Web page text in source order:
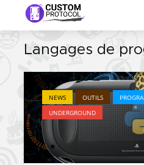
Langages de
NEWS OUTILS
UNDERGROUND